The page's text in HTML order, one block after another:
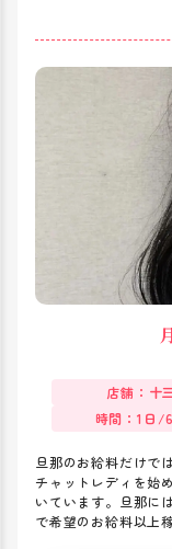
店舗：十
時間：1日/
旦那のお給料だけで
チャットレディを始
いています。旦那に
で希望のお給料以上